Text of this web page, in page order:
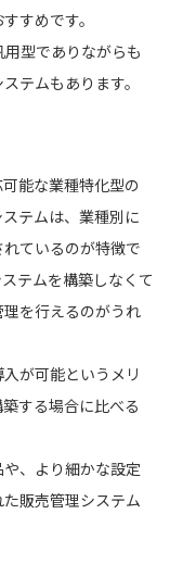
すめです。
用型でありながらも
テムもあります。
能な業種特化型の
テムは、業種別に
ているのが特徴で
テムを構築しなくて
を行えるのがうれ
が可能というメリ
する場合に比べる
、より細かな設定
販売管理システム